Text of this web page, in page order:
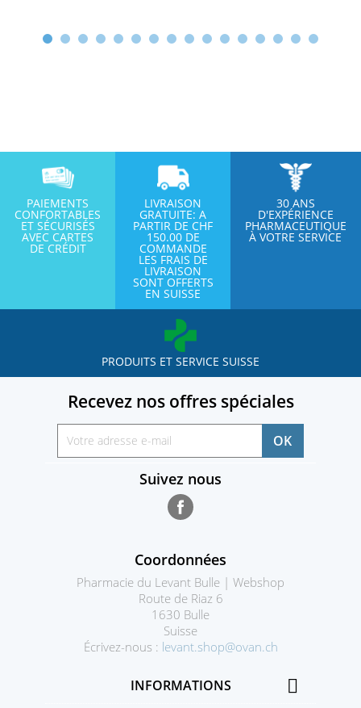
PAIEMENTS
CONFORTABLES
ET SÉCURISÉS
AVEC CARTES
DE CRÉDIT
LIVRAISON
GRATUITE: A
PARTIR DE CHF
150.00 DE
COMMANDE
LES FRAIS DE
LIVRAISON
SONT OFFERTS
EN SUISSE
30 ANS
D'EXPÉRIENCE
PHARMACEUTIQUE
À VOTRE SERVICE
PRODUITS ET SERVICE SUISSE
Recevez nos offres spéciales
Suivez nous
Coordonnées
Pharmacie du Levant Bulle | Webshop
Route de Riaz 6
1630 Bulle
Suisse
Écrivez-nous : levant.shop@ovan.ch
INFORMATIONS 